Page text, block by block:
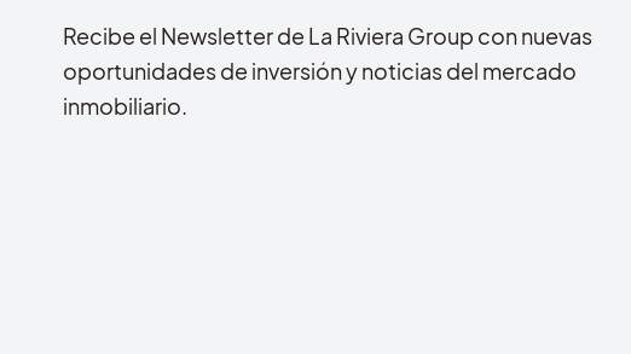
Recibe el Newsletter de La Riviera Group con nuevas
oportunidades de inversión y noticias del mercado
inmobiliario.